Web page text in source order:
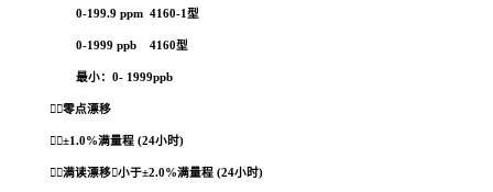
0-199.9 ppm 4160-1型
0-1999 ppb 4160型
最小：0- 1999ppb
零点漂移
±1.0%满量程 (24小时)
满读漂移小于±2.0%满量程 (24小时)